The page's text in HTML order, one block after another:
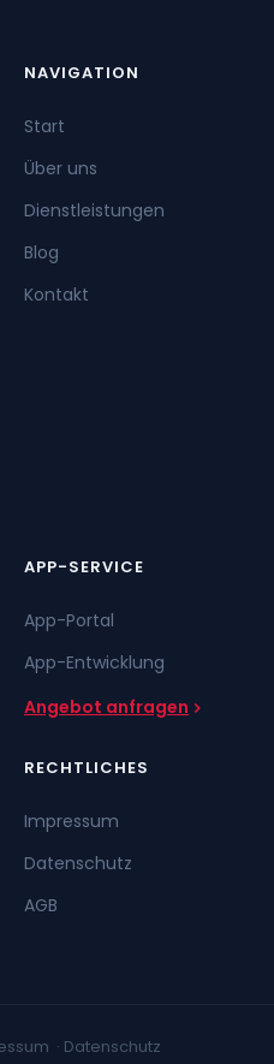
NAVIGATION
Start
Über uns
Dienstleistungen
Blog
Kontakt
APP-SERVICE
App-Portal
App-Entwicklung
Angebot anfragen
RECHTLICHES
Impressum
Datenschutz
AGB
· Datenschutz